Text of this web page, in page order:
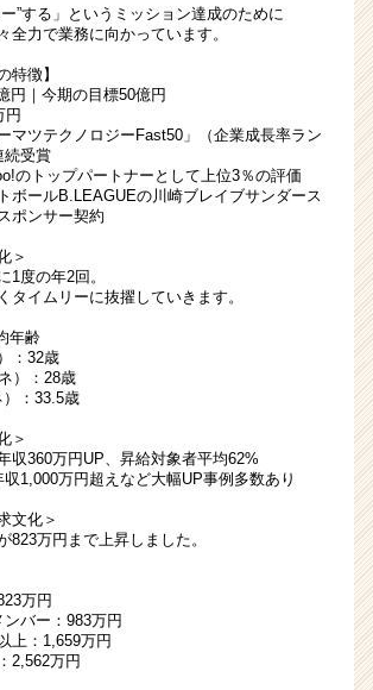
ー”する」というミッション達成のために
全力で業務に向かっています。
特徴】
円｜今期の目標50億円
円
マツテクノロジーFast50」（企業成長率ラン
続受賞
のトップパートナーとして上位3％の評価
ボールB.LEAGUEの川崎ブレイブサンダース
ポンサー契約
＞
1度の年2回。
タイムリーに抜擢していきます。
年齢
：32歳
）：28歳
）：33.5歳
＞
収360万円UP、昇給対象者平均62%
収1,000万円超えなど大幅UP事例多数あり
文化＞
823万円まで上昇しました。
万円
ンバー：983万円
上：1,659万円
2,562万円